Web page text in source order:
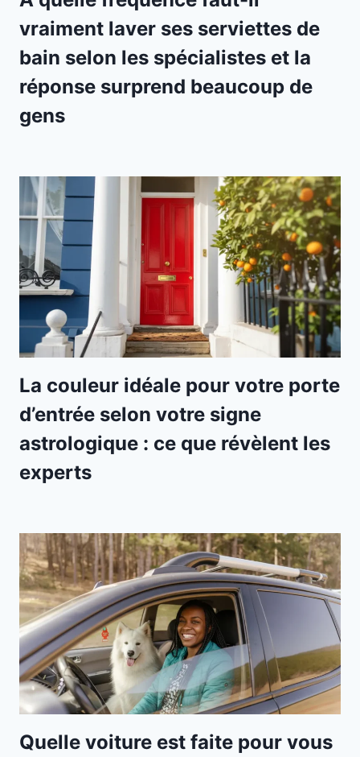
vraiment laver ses serviettes de
bain selon les spécialistes et la
réponse surprend beaucoup de
gens
La couleur idéale pour votre porte
d’entrée selon votre signe
astrologique : ce que révèlent les
experts
Quelle voiture est faite pour vous